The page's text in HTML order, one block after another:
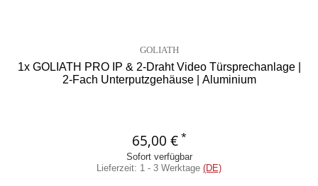
GOLIATH
1x GOLIATH PRO IP & 2-Draht Video Türsprechanlage |
2-Fach Unterputzgehäuse | Aluminium
65,00 €*
Sofort verfügbar
Lieferzeit: 1 - 3 Werktage (DE)